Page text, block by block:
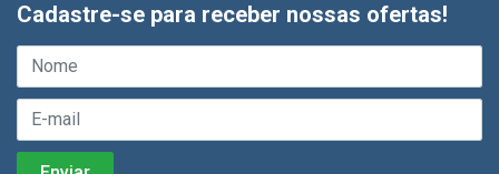
Cadastre-se para receber nossas ofertas!